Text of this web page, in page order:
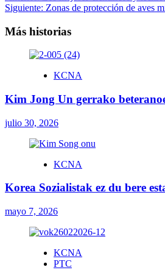
de
entradas
Siguiente: Zonas de protección de aves
Más historias
KCNA
Kim Jong Un gerrako
julio 30, 2026
KCNA
Korea Sozialistak ez du bere
mayo 7, 2026
KCNA
PTC